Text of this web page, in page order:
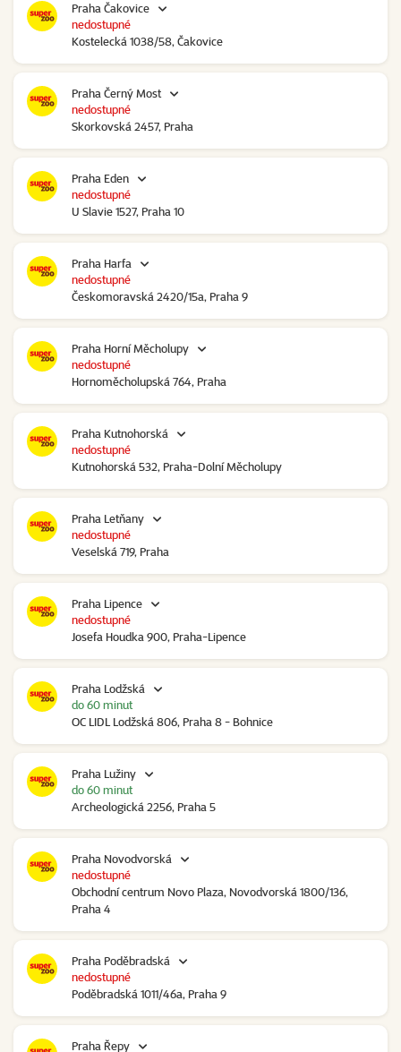
Praha Čakovice
Kostelecká 1038/58, Čakovice
nedostupné
Praha Černý Most
Skorkovská 2457, Praha
nedostupné
Praha Eden
U Slavie 1527, Praha 10
nedostupné
Praha Harfa
Českomoravská 2420/15a, Praha 9
nedostupné
Praha Horní Měcholupy
Hornoměcholupská 764, Praha
nedostupné
Praha Kutnohorská
Kutnohorská 532, Praha-Dolní Měcholupy
nedostupné
Praha Letňany
Veselská 719, Praha
nedostupné
Praha Lipence
Josefa Houdka 900, Praha-Lipence
nedostupné
Praha Lodžská
OC LIDL Lodžská 806, Praha 8 - Bohnice
do 60 minut
Praha Lužiny
Archeologická 2256, Praha 5
do 60 minut
Praha Novodvorská
Obchodní centrum Novo Plaza, Novodvorská 1800/136,
Praha 4
nedostupné
Praha Poděbradská
Poděbradská 1011/46a, Praha 9
nedostupné
Praha Řepy